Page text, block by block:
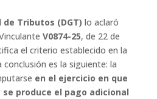
de Tributos (DGT) lo aclaró
V0874-25, de 22 de
el criterio establecido en la
conclusión es la siguiente: la
en el ejercicio en que
se produce el pago adicional